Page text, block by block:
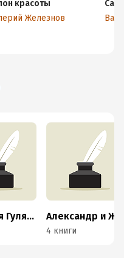
красоты
Железнов
Виктория Гуляева
4 книги